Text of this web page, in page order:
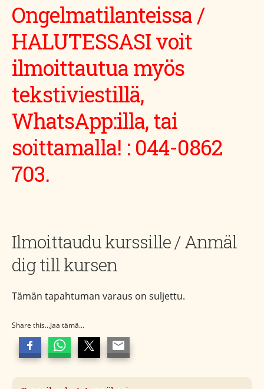
Ongelmatilanteissa /
HALUTESSASI voit
ilmoittautua myös
tekstiviestillä,
WhatsApp:illa, tai
soittamalla! : 044-0862
703.
Ilmoittaudu kurssille / Anmäl
dig till kursen
Tämän tapahtuman varaus on suljettu.
Share this...Jaa tämä...